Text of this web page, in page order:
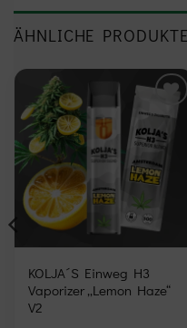
ÄHNLICHE PRODUKTE
Add to
wishlist
KOLJA´S Einweg H3
Vaporizer „Lemon Haze“
V2